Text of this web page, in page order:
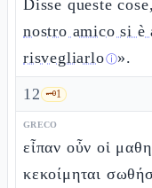
Disse queste
nostro amico si è
risvegliarloⓘ».
12 🗝️1
GRECO
εἶπαν οὖν οἱ
κεκοίμηται